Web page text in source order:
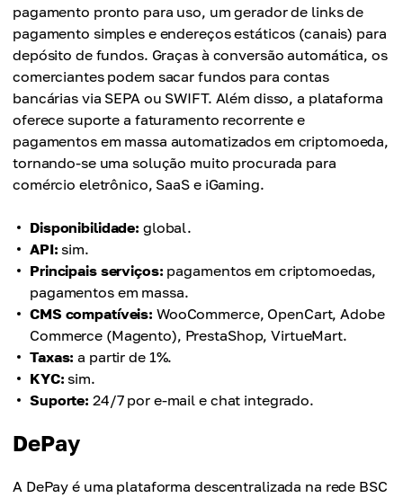
pagamento pronto para uso, um gerador de links de
pagamento simples e endereços estáticos (canais) para
depósito de fundos. Graças à conversão automática, os
comerciantes podem sacar fundos para contas
bancárias via SEPA ou SWIFT. Além disso, a plataforma
oferece suporte a faturamento recorrente e
pagamentos em massa automatizados em criptomoeda,
tornando-se uma solução muito procurada para
comércio eletrônico, SaaS e iGaming.
Disponibilidade: global.
API: sim.
Principais serviços: pagamentos em criptomoedas,
pagamentos em massa.
CMS compatíveis: WooCommerce, OpenCart, Adobe
Commerce (Magento), PrestaShop, VirtueMart.
Taxas: a partir de 1%.
KYC: sim.
Suporte: 24/7 por e-mail e chat integrado.
DePay
A DePay é uma plataforma descentralizada na rede BSC